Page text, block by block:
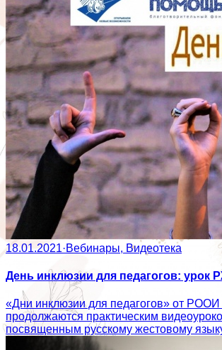
18.01.2021·Вебинары, Видеотека
День инклюзии для педагогов: урок
«Дни инклюзии для педагогов» от
продолжаются практическим
посвященным русскому жестовому